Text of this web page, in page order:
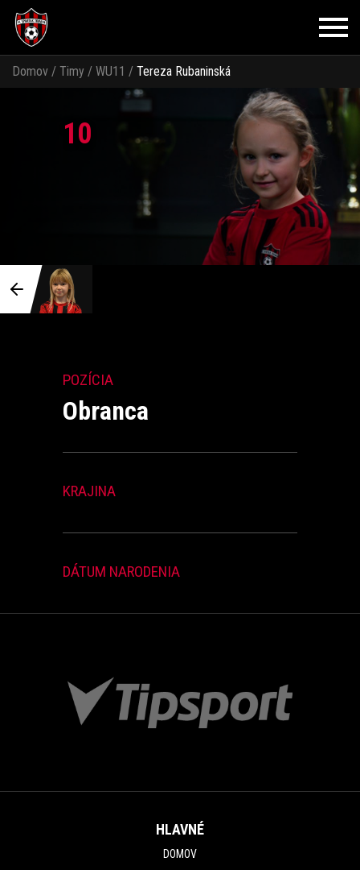
Domov / Timy / WU11 / Tereza Rubaninská
10
POZÍCIA
Obranca
KRAJINA
DÁTUM NARODENIA
HLAVNÉ
DOMOV